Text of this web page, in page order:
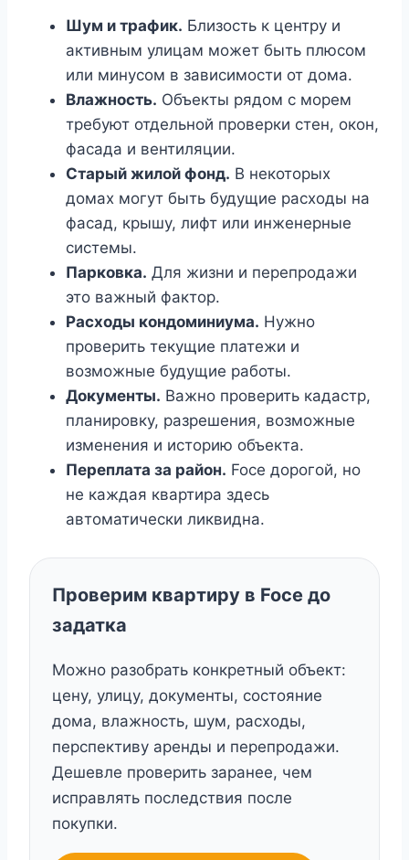
Шум и трафик. Близость к центру и
активным улицам может быть плюсом
или минусом в зависимости от дома.
Влажность. Объекты рядом с морем
требуют отдельной проверки стен, окон,
фасада и вентиляции.
Старый жилой фонд. В некоторых
домах могут быть будущие расходы на
фасад, крышу, лифт или инженерные
системы.
Парковка. Для жизни и перепродажи
это важный фактор.
Расходы кондоминиума. Нужно
проверить текущие платежи и
возможные будущие работы.
Документы. Важно проверить кадастр,
планировку, разрешения, возможные
изменения и историю объекта.
Переплата за район. Foce дорогой, но
не каждая квартира здесь
автоматически ликвидна.
Проверим квартиру в Foce до
задатка
Можно разобрать конкретный объект:
цену, улицу, документы, состояние
дома, влажность, шум, расходы,
перспективу аренды и перепродажи.
Дешевле проверить заранее, чем
исправлять последствия после
покупки.